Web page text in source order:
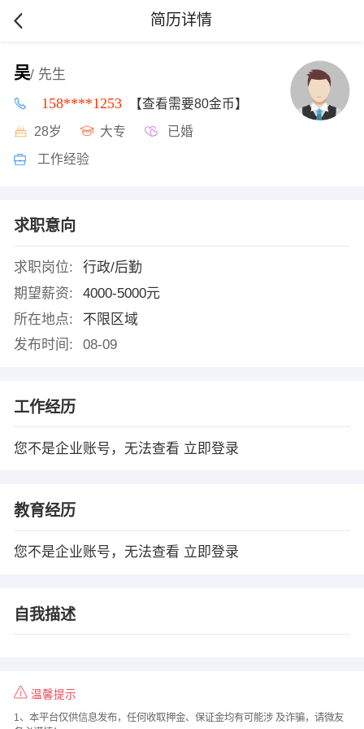
简历详情
吴/ 先生
158****1253 【查看需要80金币】
28岁 大专 已婚
工作经验
求职意向
求职岗位:
行政/后勤
期望薪资:
4000-5000元
所在地点:
不限区域
发布时间:
08-09
工作经历
您不是企业账号，无法查看 立即登录
教育经历
您不是企业账号，无法查看 立即登录
自我描述
温馨提示
1、本平台仅供信息发布，任何收取押金、保证金均有可能涉 及诈骗，请微友